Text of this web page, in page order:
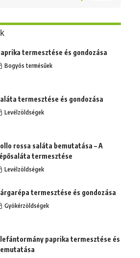
termesztése és gondozása
Bogyós termésűek
termesztése és gondozása
Levélzöldségek
rossa saláta bemutatása – A
termesztése
Levélzöldségek
termesztése és gondozása
Gyökérzöldségek
paprika termesztése és